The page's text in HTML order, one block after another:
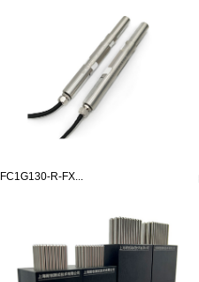
FC1G130-R-FX...